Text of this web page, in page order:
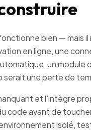
bien — mais
en ligne, une
un module
serait une perte de
et l'intègre
code avant de
isolé,